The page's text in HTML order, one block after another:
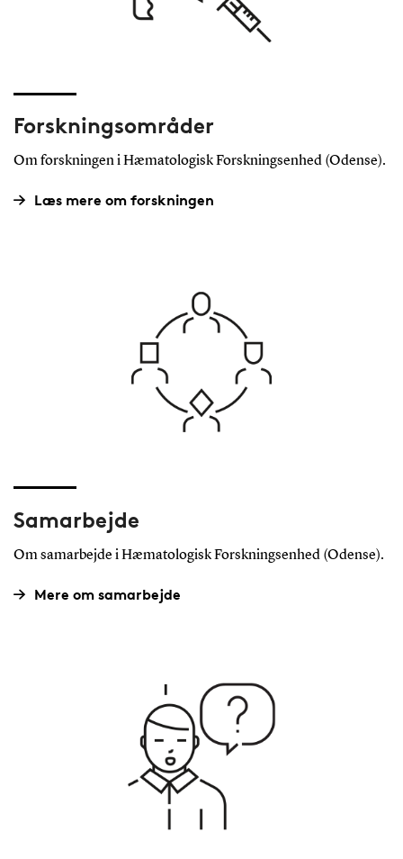
Forskningsområder
Om forskningen i Hæmatologisk Forskningsenhed (Odense).
Læs mere om forskningen
Samarbejde
Om samarbejde i Hæmatologisk Forskningsenhed (Odense).
Mere om samarbejde